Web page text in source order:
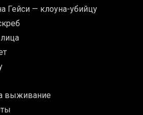
— клоуна-убийцу
выживание